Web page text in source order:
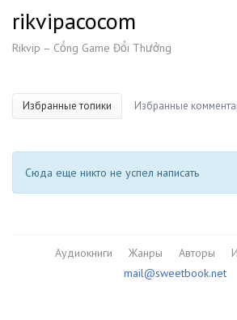
rikvipacocom
Rikvip – Cổng Game Đổi Thưởng
Избранные топики Избранные
Сюда еще никто не успел написать
Аудиокниги Жанры Авторы
mail@sweetbook.net